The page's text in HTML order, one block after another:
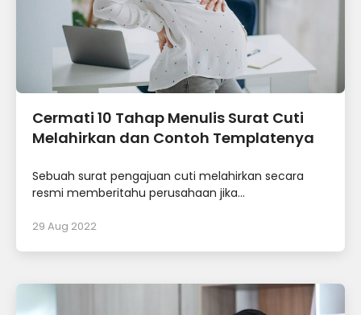
Cermati 10 Tahap Menulis Surat Cuti
Melahirkan dan Contoh Templatenya
Sebuah surat pengajuan cuti melahirkan secara
resmi memberitahu perusahaan jika...
29 Aug 2022